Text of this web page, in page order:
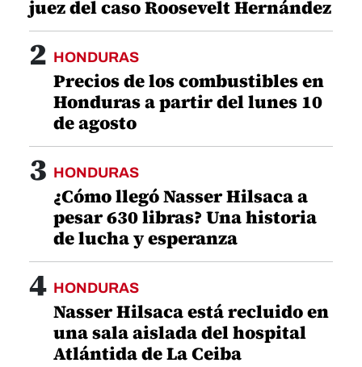
juez del caso Roosevelt Hernández
2 HONDURAS
Precios de los combustibles en
Honduras a partir del lunes 10
de agosto
3 HONDURAS
¿Cómo llegó Nasser Hilsaca a
pesar 630 libras? Una historia
de lucha y esperanza
4 HONDURAS
Nasser Hilsaca está recluido en
una sala aislada del hospital
Atlántida de La Ceiba